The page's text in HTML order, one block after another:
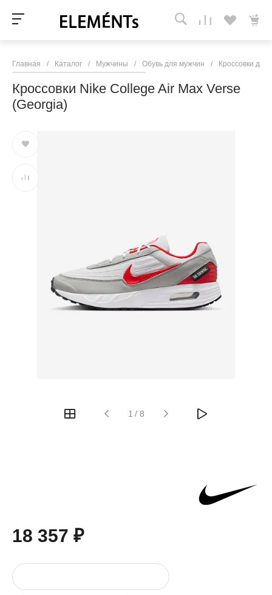
Главная / Каталог / Мужчины / Обувь для мужчин / Кроссовки для
Кроссовки Nike College Air Max Verse
(Georgia)
1 / 8
18 357 ₽